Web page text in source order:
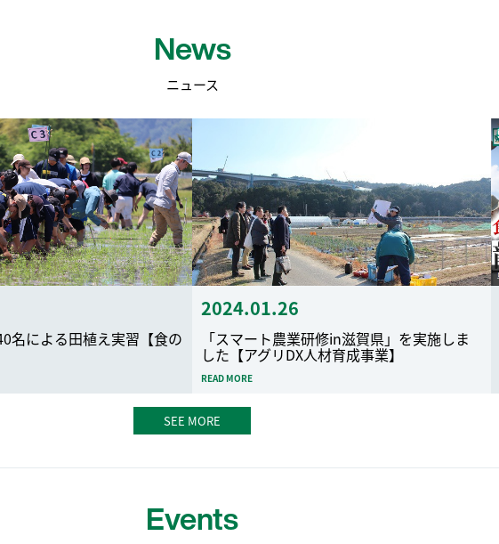
News
ニュース
名による田植え実習【食の
2024.01.26
「スマート農業研修in滋賀県」を実施しま
した【アグリDX人材育成事業】
READ MORE
SEE MORE
Events